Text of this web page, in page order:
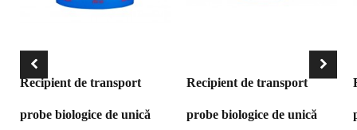
Recipient de transport
probe biologice de unică
Recipient de transport
probe biologice de unică